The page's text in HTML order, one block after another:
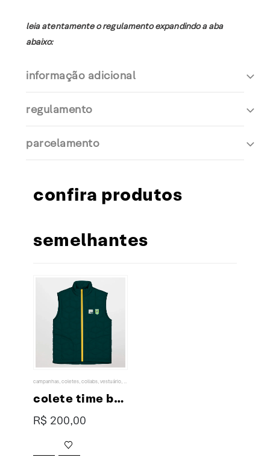
leia atentamente o regulamento expandindo a aba
abaixo:
informação adicional
regulamento
parcelamento
confira produtos
semelhantes
campanhas, coletes, collabs, vestuário, wollner
colete time brasil collab XP & Wollner
R$ 200,00